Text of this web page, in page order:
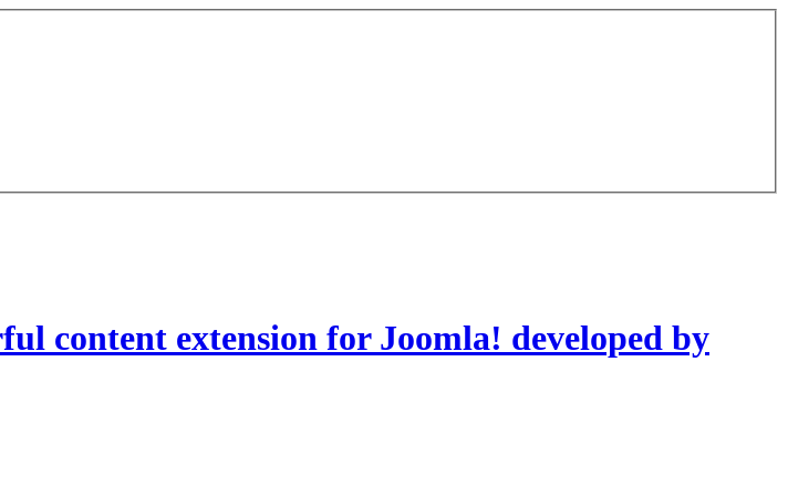
content extension for Joomla! developed by